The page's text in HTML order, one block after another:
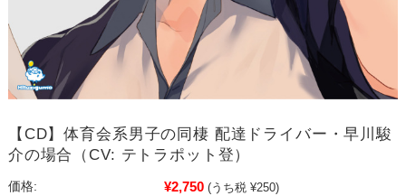
【CD】体育会系男子の同棲 配達ドライバー・早川駿
介の場合（CV: テトラポット登）
価格: ¥2,750 (うち税 ¥250)